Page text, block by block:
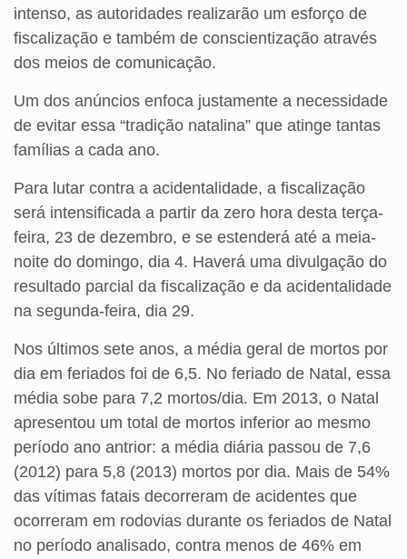
intenso, as autoridades realizarão um esforço de
fiscalização e também de conscientização através
dos meios de comunicação.
Um dos anúncios enfoca justamente a necessidade
de evitar essa “tradição natalina” que atinge tantas
famílias a cada ano.
Para lutar contra a acidentalidade, a fiscalização
será intensificada a partir da zero hora desta terça-
feira, 23 de dezembro, e se estenderá até a meia-
noite do domingo, dia 4. Haverá uma divulgação do
resultado parcial da fiscalização e da acidentalidade
na segunda-feira, dia 29.
Nos últimos sete anos, a média geral de mortos por
dia em feriados foi de 6,5. No feriado de Natal, essa
média sobe para 7,2 mortos/dia. Em 2013, o Natal
apresentou um total de mortos inferior ao mesmo
período ano antrior: a média diária passou de 7,6
(2012) para 5,8 (2013) mortos por dia. Mais de 54%
das vítimas fatais decorreram de acidentes que
ocorreram em rodovias durante os feriados de Natal
no período analisado, contra menos de 46% em